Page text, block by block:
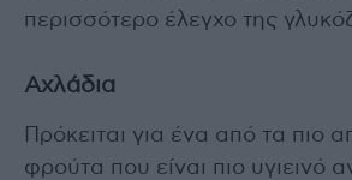
περισσότερο έλεγχο της
Αχλάδια
Πρόκειται για ένα από τα πιο
φρούτα που είναι πιο υγιεινό